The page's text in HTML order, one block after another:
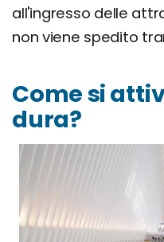
all'ingresso delle
non viene spedito
Come si
dura?